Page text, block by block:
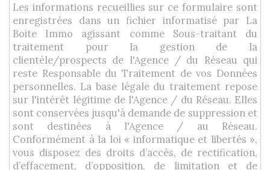
Les informations recueillies sur ce formulaire sont
enregistrées dans un fichier informatisé par La
Boite Immo agissant comme Sous-traitant du
traitement pour la gestion de la
clientèle/prospects de l'Agence / du Réseau qui
reste Responsable du Traitement de vos Données
personnelles. La base légale du traitement repose
sur l'intérêt légitime de l'Agence / du Réseau. Elles
sont conservées jusqu'à demande de suppression et
sont destinées à l'Agence / au Réseau.
Conformément à la loi « informatique et libertés »,
vous disposez des droits d’accès, de rectification,
d’effacement, d’opposition, de limitation et de